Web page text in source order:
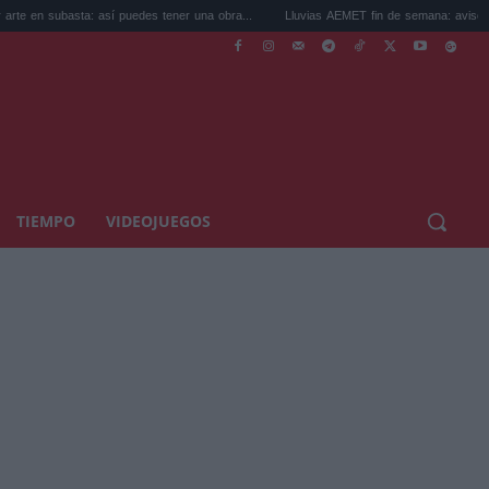
así puedes tener una obra... Lluvias AEMET fin de semana: avisos por
TIEMPO VIDEOJUEGOS